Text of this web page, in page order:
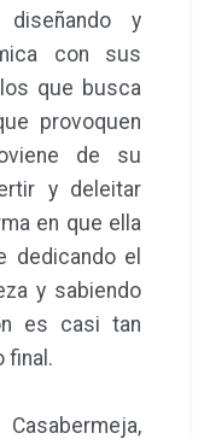
y
con sus
que busca
provoquen
de su
y deleitar
en que ella
dedicando el
y sabiendo
es casi tan
final.